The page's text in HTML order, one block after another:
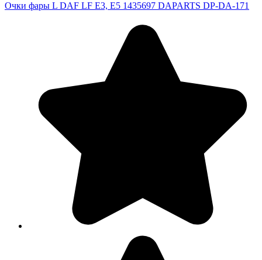
Очки фары L DAF LF E3, E5 1435697 DAPARTS DP-DA-171